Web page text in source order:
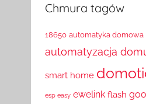
Chmura tagów
18650 automatyka domowa
automatyzacja
smart home
esp easy ewelink flash